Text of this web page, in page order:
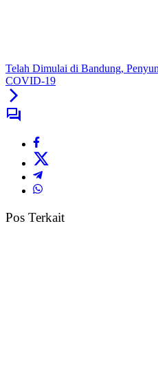
Telah Dimulai di Bandung,
COVID-19
Pos Terkait